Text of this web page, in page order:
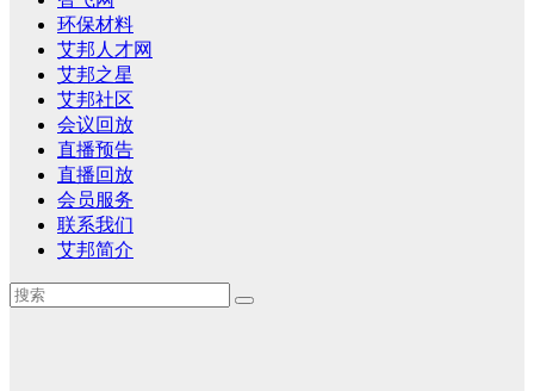
环保材料
艾邦人才网
艾邦之星
艾邦社区
会议回放
直播预告
直播回放
会员服务
联系我们
艾邦简介